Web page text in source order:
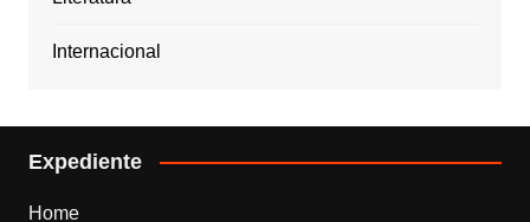
Internacional
Expediente
Home